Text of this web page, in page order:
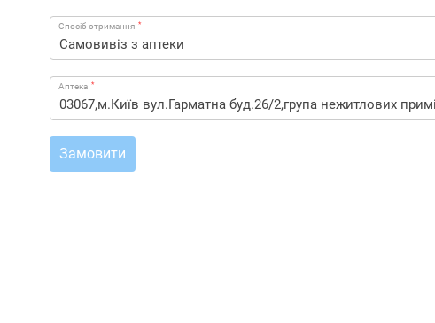
Спосіб отримання *
Аптека *
Замовити